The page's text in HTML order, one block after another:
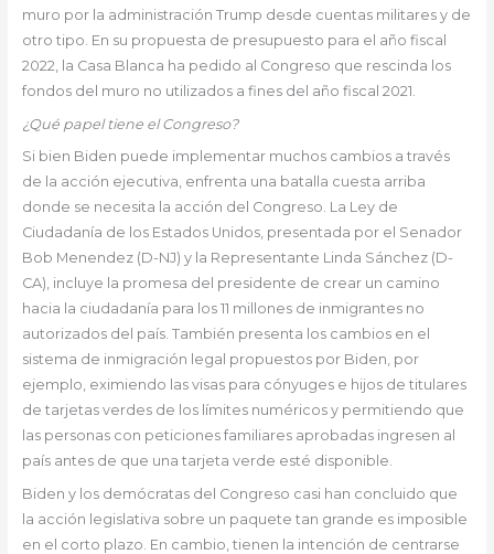
muro por la administración Trump desde cuentas militares y de
otro tipo. En su propuesta de presupuesto para el año fiscal
2022, la Casa Blanca ha pedido al Congreso que rescinda los
fondos del muro no utilizados a fines del año fiscal 2021.
¿Qué papel tiene el Congreso?
Si bien Biden puede implementar muchos cambios a través
de la acción ejecutiva, enfrenta una batalla cuesta arriba
donde se necesita la acción del Congreso. La Ley de
Ciudadanía de los Estados Unidos, presentada por el Senador
Bob Menendez (D-NJ) y la Representante Linda Sánchez (D-
CA), incluye la promesa del presidente de crear un camino
hacia la ciudadanía para los 11 millones de inmigrantes no
autorizados del país. También presenta los cambios en el
sistema de inmigración legal propuestos por Biden, por
ejemplo, eximiendo las visas para cónyuges e hijos de titulares
de tarjetas verdes de los límites numéricos y permitiendo que
las personas con peticiones familiares aprobadas ingresen al
país antes de que una tarjeta verde esté disponible.
Biden y los demócratas del Congreso casi han concluido que
la acción legislativa sobre un paquete tan grande es imposible
en el corto plazo. En cambio, tienen la intención de centrarse